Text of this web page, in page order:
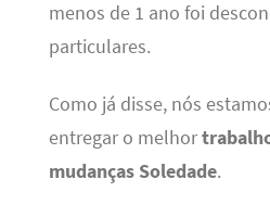
menos de 1 ano foi
particulares.
Como já disse, nós
entregar o melhor
mudanças Soledade.